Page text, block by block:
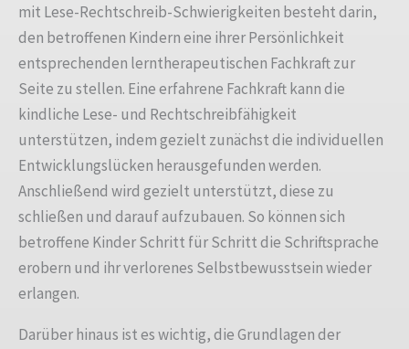
mit Lese-Rechtschreib-Schwierigkeiten besteht darin,
den betroffenen Kindern eine ihrer Persönlichkeit
entsprechenden lerntherapeutischen Fachkraft zur
Seite zu stellen. Eine erfahrene Fachkraft kann die
kindliche Lese- und Rechtschreibfähigkeit
unterstützen, indem gezielt zunächst die individuellen
Entwicklungslücken herausgefunden werden.
Anschließend wird gezielt unterstützt, diese zu
schließen und darauf aufzubauen. So können sich
betroffene Kinder Schritt für Schritt die Schriftsprache
erobern und ihr verlorenes Selbstbewusstsein wieder
erlangen.
Darüber hinaus ist es wichtig, die Grundlagen der